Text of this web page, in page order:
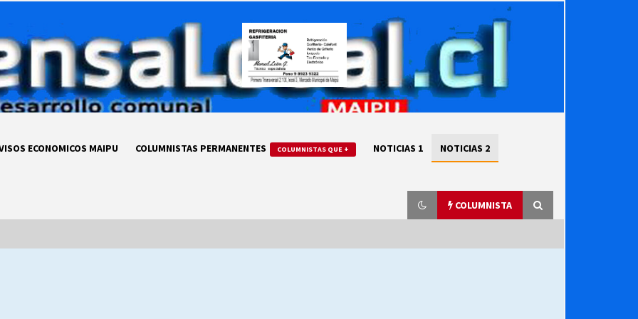
ECONOMICOS MAIPU COLUMNISTAS PERMANENTES COLUMNISTAS QUE + NOTICIAS 1 NOTICIAS 2
COLUMNISTA